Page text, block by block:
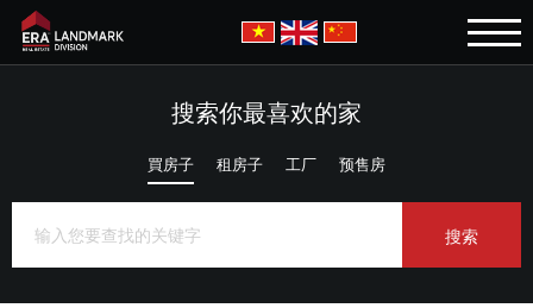
搜索你最喜欢的家
買房子 租房子 工厂 预售房